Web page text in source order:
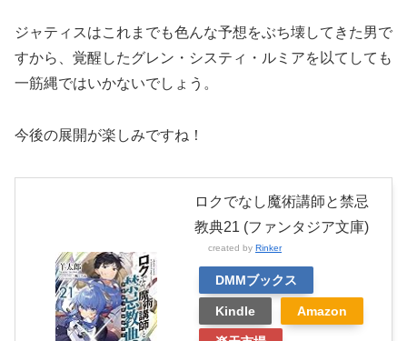
ジャティスはこれまでも色んな予想をぶち壊してきた男で
すから、覚醒したグレン・システィ・ルミアを以てしても
一筋縄ではいかないでしょう。
今後の展開が楽しみですね！
ロクでなし魔術講師と禁忌
教典21 (ファンタジア文庫)
created by Rinker
DMMブックス
Kindle Amazon